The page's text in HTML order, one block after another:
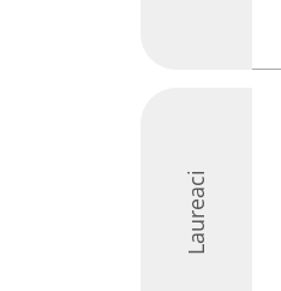
Laureaci